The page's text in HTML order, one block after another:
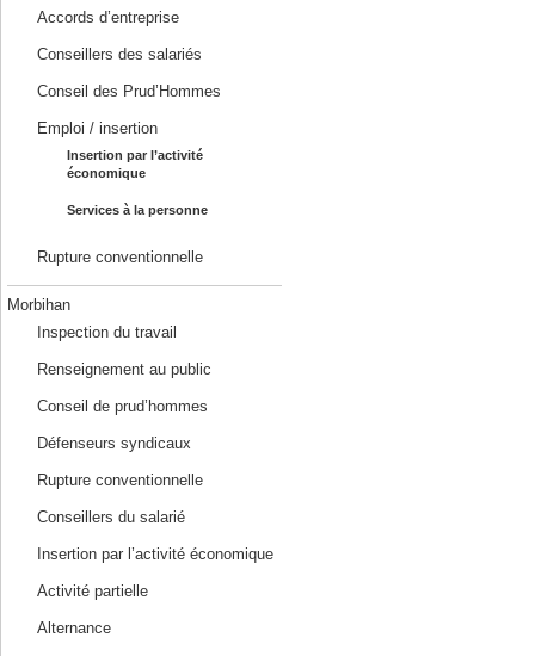
Accords d’entreprise
Conseillers des salariés
Conseil des Prud’Hommes
Emploi / insertion
Insertion par l’activité
économique
Services à la personne
Rupture conventionnelle
Morbihan
Inspection du travail
Renseignement au public
Conseil de prud’hommes
Défenseurs syndicaux
Rupture conventionnelle
Conseillers du salarié
Insertion par l’activité économique
Activité partielle
Alternance